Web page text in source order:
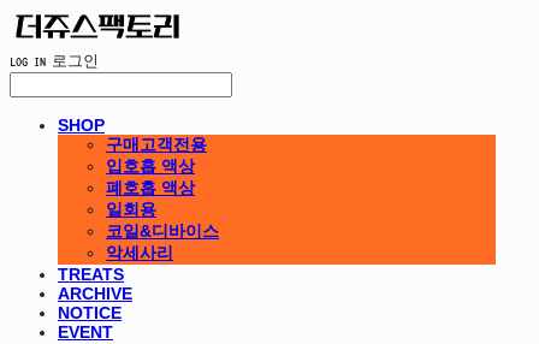
LOG IN 로그인
SHOP
구매고객전용
입호흡 액상
폐호흡 액상
일회용
코일&디바이스
악세사리
TREATS
ARCHIVE
NOTICE
EVENT